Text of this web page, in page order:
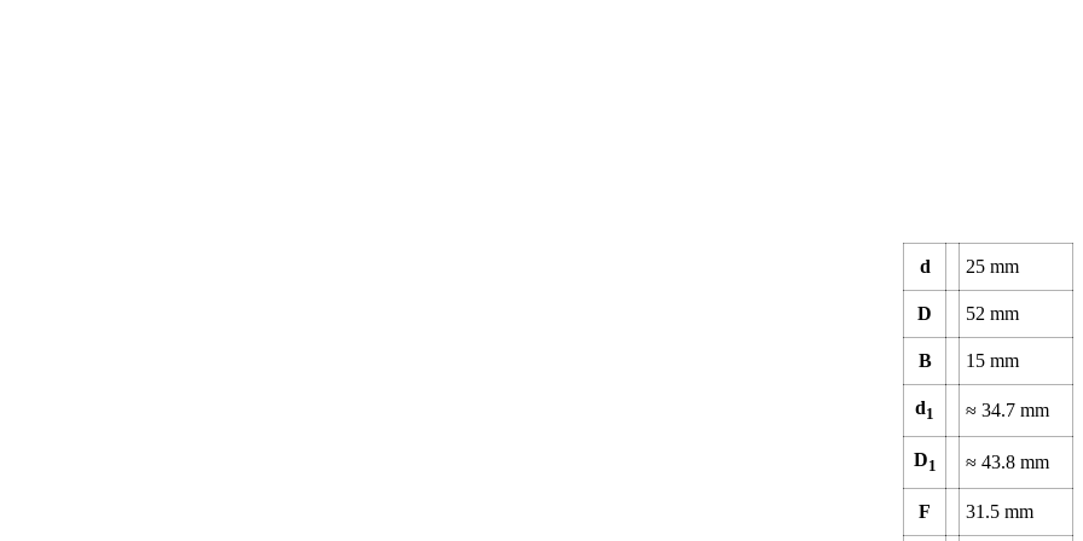
d 25 mm
D 52 mm
B 15 mm
d1 ≈ 34.7 mm
D1 ≈ 43.8 mm
F 31.5 mm